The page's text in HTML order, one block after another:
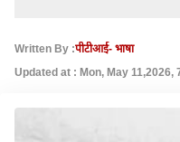
Written By :पीटीआई- भाषा
Updated at : Mon, May 11,2026,